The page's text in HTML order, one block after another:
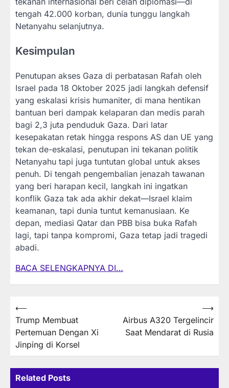
tengah 42.000 korban, dunia tunggu langkah
Netanyahu selanjutnya.
Kesimpulan
Penutupan akses Gaza di perbatasan Rafah oleh
Israel pada 18 Oktober 2025 jadi langkah defensif
yang eskalasi krisis humaniter, di mana hentikan
bantuan beri dampak kelaparan dan medis parah
bagi 2,3 juta penduduk Gaza. Dari latar
kesepakatan retak hingga respons AS dan UE yang
tekan de-eskalasi, penutupan ini tekanan politik
Netanyahu tapi juga tuntutan global untuk akses
penuh. Di tengah pengembalian jenazah tawanan
yang beri harapan kecil, langkah ini ingatkan
konflik Gaza tak ada akhir dekat—Israel klaim
keamanan, tapi dunia tuntut kemanusiaan. Ke
depan, mediasi Qatar dan PBB bisa buka Rafah
lagi, tapi tanpa kompromi, Gaza tetap jadi tragedi
abadi.
BACA SELENGKAPNYA DI…
Post
navigation
⟵
Trump Membuat
Pertemuan Dengan Xi
Jinping di Korsel
Airbus A320 Tergelincir
Saat Mendarat di Rusia
⟶
Related Posts